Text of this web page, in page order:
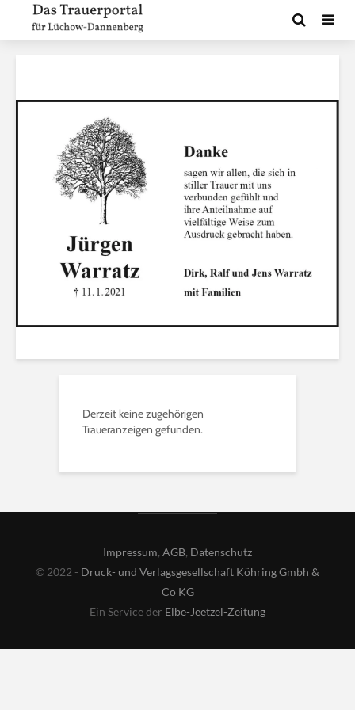
Derzeit keine zugehörigen
Traueranzeigen gefunden.
Impressum, AGB, Datenschutz
© 2022 - Druck- und Verlagsgesellschaft Köhring Gmbh &
Co KG
Ein Service der Elbe-Jeetzel-Zeitung